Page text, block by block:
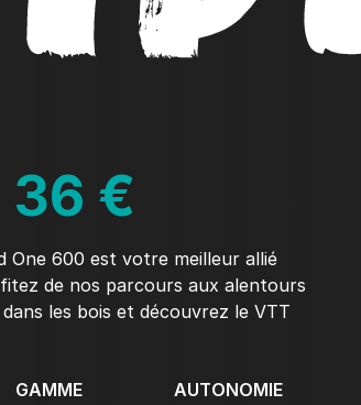
36 €
One 600 est votre meilleur allié
de nos parcours aux alentours
les bois et découvrez le VTT
GAMME AUTONOMIE